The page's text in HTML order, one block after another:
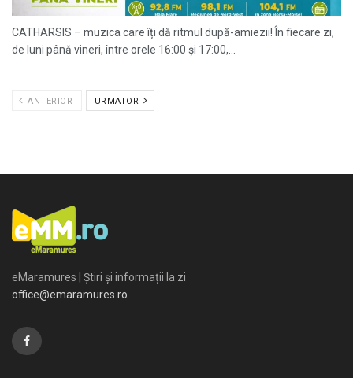
CATHARSIS – muzica care îți dă ritmul după-amiezii! În fiecare zi,
de luni până vineri, între orele 16:00 și 17:00,...
ANTERIOR URMATOR
eMaramures | Știri și informații la zi
office@emaramures.ro